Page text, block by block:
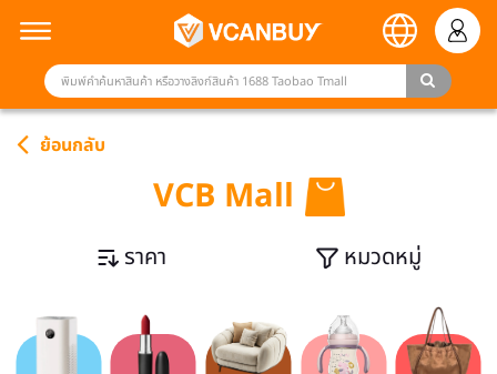
ย้อนกลับ
VCB Mall
ราคา หมวดหมู่